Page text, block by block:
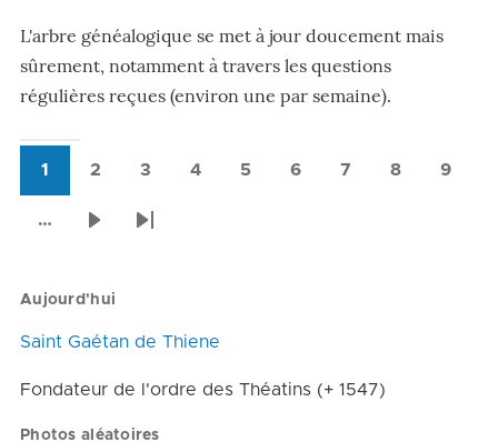
L'arbre généalogique se met à jour doucement mais
sûrement, notamment à travers les questions
régulières reçues (environ une par semaine).
Pagination
courante
1
2
3
4
5
6
7
8
9
…
Dernière
Aujourd'hui
Saint Gaétan de Thiene
Fondateur de l'ordre des Théatins (+ 1547)
Photos aléatoires